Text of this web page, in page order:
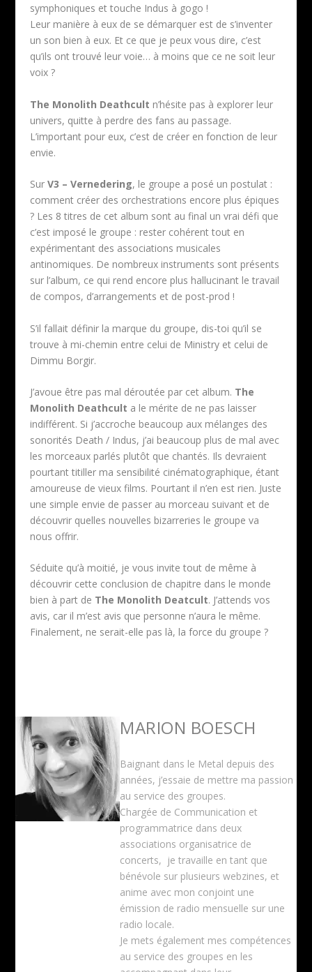
symphoniques et touche Indus à gogo !
Leur manière à eux de se démarquer est de s’inventer
un son bien à eux. Et ce que je peux vous dire, c’est
qu’ils ont trouvé leur voie… à moins que ce ne soit leur
voix ?
The Monolith Deathcult n’hésite pas à explorer leur
univers, quitte à perdre des fans au passage.
L’important pour eux, c’est de créer en fonction de leur
envie.
Sur V3 – Vernedering, le groupe a posé un postulat :
comment créer des orchestrations encore plus épiques
? Les 8 titres de cet album sont au final un vrai défi que
c’est imposé le groupe : rester cohérent tout en
expérimentant des associations musicales
antinomiques. De nombreux instruments sont présents
sur l’album, ce qui rend encore plus hallucinant le travail
de compos, d’arrangements et de post-prod !
S’il fallait définir la marque du groupe, dis-toi qu’il se
trouve à mi-chemin entre celui de Ministry et celui de
Dimmu Borgir.
J’avoue être pas mal déroutée par cet album. The
Monolith Deathcult a le mérite de ne pas laisser
indifférent. Si j’accroche beaucoup aux mélanges des
sonorités Death / Indus, j’ai beaucoup plus de mal avec
les morceaux parlés plutôt que chantés. Ils devraient
pourtant titiller ma sensibilité cinématographique, étant
amoureuse de vieux films. Pourtant il n’en est rien. Juste
une simple envie de passer au morceau suivant et de
découvrir quelles nouvelles bizarreries le groupe va
nous offrir.
Séduite qu’à moitié, je vous invite tout de même à
découvrir cette conclusion de chapitre dans le monde
bien à part de The Monolith Deatcult. J’attends vos
avis, car il m’est avis que personne n’aura le même.
Finalement, ne serait-elle pas là, la force du groupe ?
MARION BOESCH
Baignant dans le Metal depuis des
années, j’essaie de mettre ma passion
au service des groupes.
Chargée de Communication et
programmatrice dans deux
associations organisatrice de
concerts, je travaille en tant que
bénévole sur plusieurs webzines, et
anime avec mon conjoint une
émission de radio mensuelle sur une
radio locale.
Je mets également mes compétences
au service des groupes en les